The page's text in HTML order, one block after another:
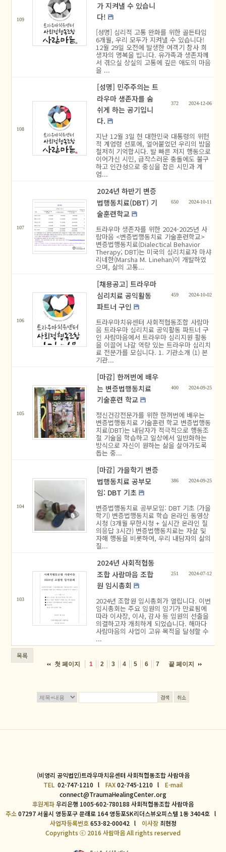
109
가 지켜낼 수 있습니
다!
[성명] 심리적 고통 완화를 위한 골든타임
6개월, 우리 모두가 지켜낼 수 있습니다!
12월 29일 오전에 발생한 여객기 참사 희
생자의 명복을 빕니다. 유가족과 생존자께
서 겪으실 상실의 고통에 깊은 애도의 마음
을 ...
108
[성명] 민주주의는 트
라우마 생존자를 숨
쉬게 하는 공기입니
다.
372 2024-12-06
지난 12월 3일 현 대한민국 대통령의 위헌
적 계엄령 선포에, 얼어붙었던 우리의 밤을
철저히 기억합시다. 발 빠른 저지 행동으로
이어가신 시민, 급작스러운 충돌에도 불구
하고 인간성으로 중심을 잡은 시민과 계
엄...
107
2024년 하반기 변증
법행동치료(DBT) 기
술훈련학교
650 2024-10-11
트라우마 생존자를 위한 2024-2025년 사
람마음 <변증법행동치료 기술훈련학교>
변증법행동치료(Dialectical Behavior
Therapy; DBT)는 미국의 심리치료자 마샤
리네한(Marsha M. Linehan)이 개발하였
으며, 삶의 고통...
106
[채용공고] 트라우마
심리치료 공익활동
파트너 구인
459 2024-10-02
트라우마치유센터 사회적협동조합 사람마
음 트라우마 심리치료 공익활동 파트너 구
인 사람마음에서 트라우마 심리지원 활동
을 이끌어 나갈 역량 있는 트라우마 심리치
료 전문가를 모십니다. 1. 기관소개 (1) 본
기관...
105
[마감] 한꺼번에 배우
는 변증법행동치료
기술훈련 학교
400 2024-09-25
정신건강전문가를 위한 한꺼번에 배우는
변증법행동치료 기술훈련 학교 변증법행동
치료(DBT)는 내담자가 적극적으로 행동조
절 기술을 학습하고 일상에서 일반화하는
방식으로 자신이 원하는 삶을 살아가도록
돕는 중...
104
[마감] 가을학기 변증
법행동치료 공부모
임: DBT 기초
386 2024-09-25
변증법행동치료 공부모임: DBT 기초 (가을
학기) 변증법행동치료 학습 온라인 동영상
시청 (3개월 무한시청 + 실시간 온라인 질
의응답 3시간) 변증법행동치료는 자살 및
자해 행동을 비롯하여, 우리 내담자의 삶의
질...
103
2024년 사회적협동
조합 사람마음 조합
원 임시총회
251 2024-07-12
2024년 조합원 임시총회가 열립니다. 이번
임시총회는 주요 임원의 임기가 만료됨에
따라 이사장, 이사, 감사 등 임원의 선출을
의결하고자 개최하게 되었습니다. 해마다
사람마음의 사업이 고유 목적을 달성할 수
...
목록
첫 페이지 1 2 3 4 5 6 7 끝 페이지
검색 취소
(비영리 공익법인)트라우마치유센터 사회적협동조합 사람마음
TEL 02-747-1210 l FAX02-745-1210 l E-mail
connect@TraumaHealingCenter.org
후원계좌우리은행 1005-602-780188 사회적협동조합 사람마음
주소07297 서울시 영등포구 문래로 164 영등포SK리더스뷰오피스텔 1동 3404호 l
사업자등록번호653-82-00042 l 이사장최현정
Copyrights ⓒ 2016 사람마음 All rights reserved